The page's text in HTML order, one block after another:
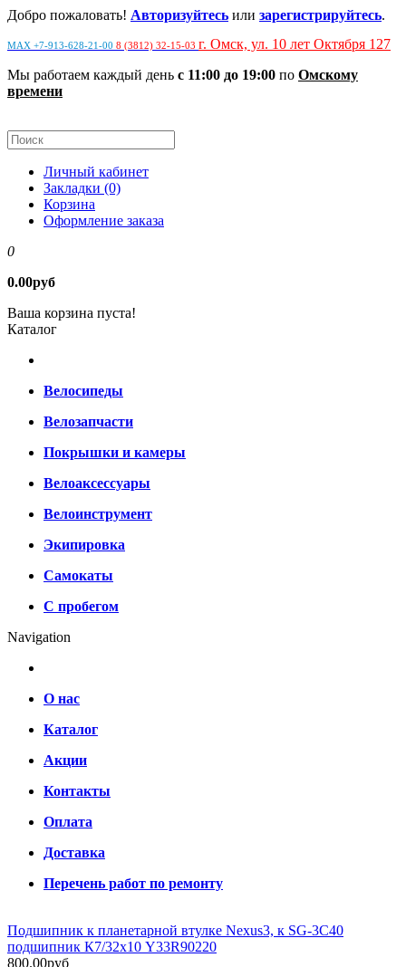
Добро пожаловать! Авторизуйтесь или зарегистрируйтесь.
MAX +7-913-628-21-00 8 (3812) 32-15-03 г. Омск, ул. 10 лет Октября 127
Мы работаем каждый день с 11:00 до 19:00 по Омскому
времени
Личный кабинет
Закладки (0)
Корзина
Оформление заказа
0
0.00руб
Ваша корзина пуста!
Каталог
Велосипеды
Велозапчасти
Покрышки и камеры
Велоаксессуары
Велоинструмент
Экипировка
Самокаты
С пробегом
Navigation
О нас
Каталог
Акции
Контакты
Оплата
Доставка
Перечень работ по ремонту
Подшипник к планетарной втулке Nexus3, к SG-3C40
подшипник К7/32х10 Y33R90220
800.00руб